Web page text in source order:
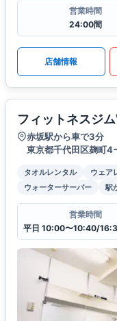
営業時間
24:00間
店舗情報
フィットネスジ
赤坂駅から車で3分
東京都千代田区麹町
タオルレンタル ウェア
ウォーターサーバー
駅
営業時間